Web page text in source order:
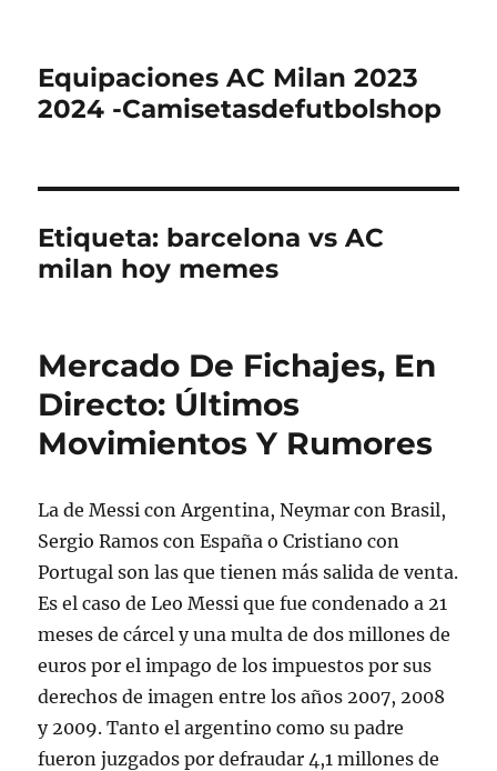
Equipaciones AC Milan 2023
2024 -Camisetasdefutbolshop
Etiqueta: barcelona vs AC
milan hoy memes
Mercado De Fichajes, En
Directo: Últimos
Movimientos Y Rumores
La de Messi con Argentina, Neymar con Brasil,
Sergio Ramos con España o Cristiano con
Portugal son las que tienen más salida de venta.
Es el caso de Leo Messi que fue condenado a 21
meses de cárcel y una multa de dos millones de
euros por el impago de los impuestos por sus
derechos de imagen entre los años 2007, 2008
y 2009. Tanto el argentino como su padre
fueron juzgados por defraudar 4,1 millones de